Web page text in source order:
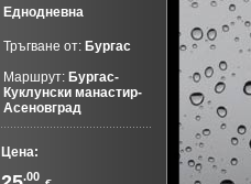
Еднодневна
Тръгване от: Бургас
Маршрут: Бургас-
Куклунски манастир-
Асеновград
Цена:
.00